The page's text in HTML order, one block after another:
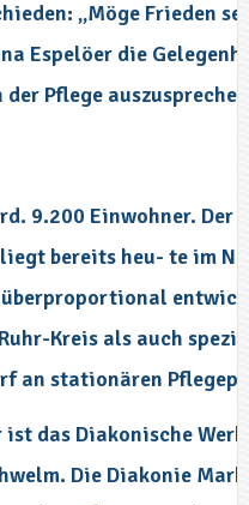
„Möge Frieden
Espelöer die
Pflege
9.200 Einwohner.
bereits heu- te im
Kreis als auch
an stationären
das Diakonische
Die Diakonie